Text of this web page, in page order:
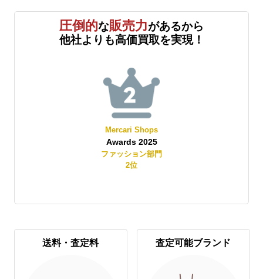
圧倒的な販売力があるから
他社よりも高価買取を実現！
Mercari Shops
Awards 2025
ファッション部門
2位
送料・査定料 査定可能ブランド